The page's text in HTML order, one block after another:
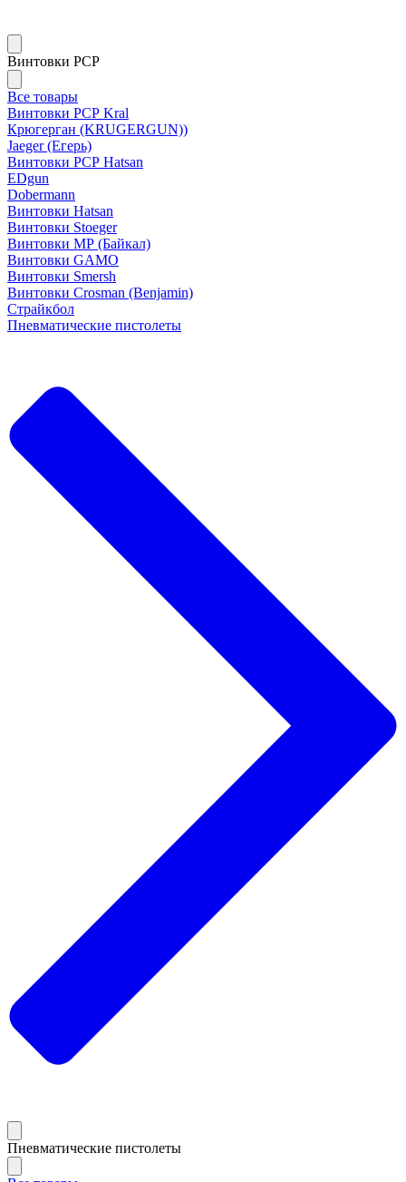
Винтовки PCP
Все товары
Винтовки РСР Kral
Крюгерган (KRUGERGUN))
Jaeger (Егерь)
Винтовки РСР Hatsan
EDgun
Dobermann
Винтовки Hatsan
Винтовки Stoeger
Винтовки МР (Байкал)
Винтовки GAMO
Винтовки Smersh
Винтовки Crosman (Benjamin)
Страйкбол
Пневматические пистолеты
Пневматические пистолеты